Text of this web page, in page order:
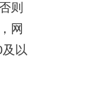
则
网
以